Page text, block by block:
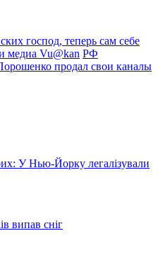
господ, теперь сам себе
медиа Vu@kan РФ
продал свои каналы
У Нью-Йорку легалізували
випав сніг